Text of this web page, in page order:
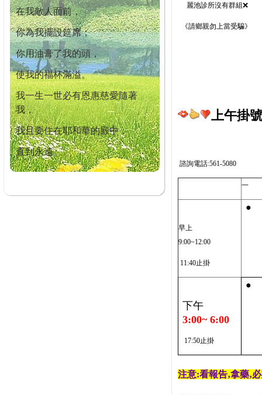
在我敵人面前，
你為我擺設筵席；
你用油膏了我的頭，
使我的福杯滿溢。
我一生一世必有恩惠慈愛隨著
我，
我且要住在耶和華的殿中，
直到永遠。
麗池診所沒有群組❌
《請鄉親勿上當受騙》
上午掛
諮詢電話:561-5080
一
早上
9:00~12:00
11:40止掛
●
下午
3:00~ 6:00
17:50止掛
●
注意:看報告‚拿藥‚